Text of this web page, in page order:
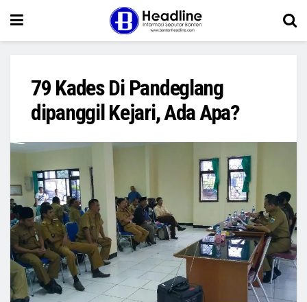
79 Kades Di Pandeglang
dipanggil Kejari, Ada Apa?